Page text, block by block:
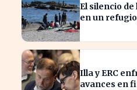
El silencio
en un
Illa y ERC
avances en